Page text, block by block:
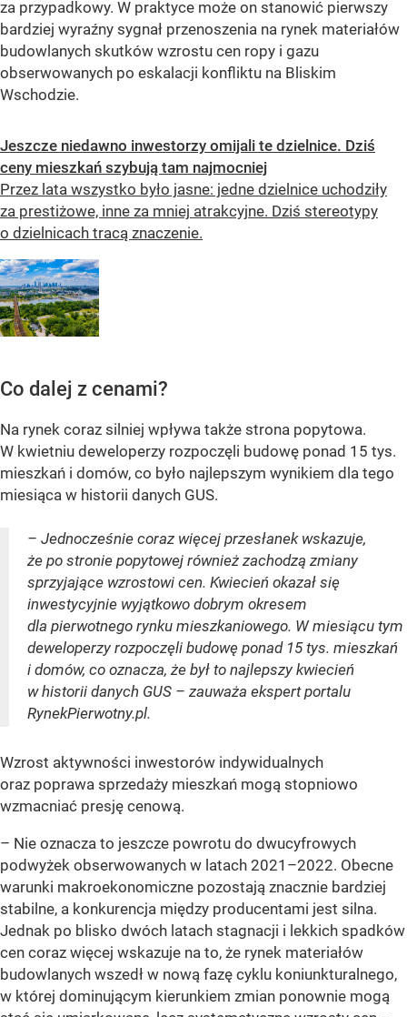
za przypadkowy. W praktyce może on stanowić pierwszy
bardziej wyraźny sygnał przenoszenia na rynek materiałów
budowlanych skutków wzrostu cen ropy i gazu
obserwowanych po eskalacji konfliktu na Bliskim
Wschodzie.
Jeszcze niedawno inwestorzy omijali te dzielnice. Dziś
ceny mieszkań szybują tam najmocniej
Przez lata wszystko było jasne: jedne dzielnice uchodziły
za prestiżowe, inne za mniej atrakcyjne. Dziś stereotypy
o dzielnicach tracą znaczenie.
Co dalej z cenami?
Na rynek coraz silniej wpływa także strona popytowa.
W kwietniu deweloperzy rozpoczęli budowę ponad 15 tys.
mieszkań i domów, co było najlepszym wynikiem dla tego
miesiąca w historii danych GUS.
– Jednocześnie coraz więcej przesłanek wskazuje,
że po stronie popytowej również zachodzą zmiany
sprzyjające wzrostowi cen. Kwiecień okazał się
inwestycyjnie wyjątkowo dobrym okresem
dla pierwotnego rynku mieszkaniowego. W miesiącu tym
deweloperzy rozpoczęli budowę ponad 15 tys. mieszkań
i domów, co oznacza, że był to najlepszy kwiecień
w historii danych GUS – zauważa ekspert portalu
RynekPierwotny.pl.
Wzrost aktywności inwestorów indywidualnych
oraz poprawa sprzedaży mieszkań mogą stopniowo
wzmacniać presję cenową.
– Nie oznacza to jeszcze powrotu do dwucyfrowych
podwyżek obserwowanych w latach 2021–2022. Obecne
warunki makroekonomiczne pozostają znacznie bardziej
stabilne, a konkurencja między producentami jest silna.
Jednak po blisko dwóch latach stagnacji i lekkich spadków
cen coraz więcej wskazuje na to, że rynek materiałów
budowlanych wszedł w nową fazę cyklu koniunkturalnego,
w której dominującym kierunkiem zmian ponownie mogą